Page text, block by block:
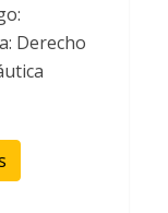
Derecho